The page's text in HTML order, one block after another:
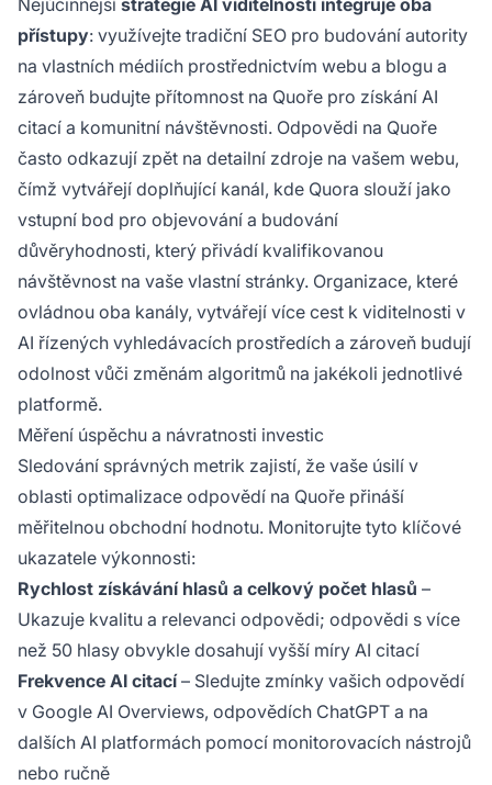
přístupy: využívejte tradiční SEO pro budování autority
na vlastních médiích prostřednictvím webu a blogu a
zároveň budujte přítomnost na Quoře pro získání AI
citací a komunitní návštěvnosti. Odpovědi na Quoře
často odkazují zpět na detailní zdroje na vašem webu,
čímž vytvářejí doplňující kanál, kde Quora slouží jako
vstupní bod pro objevování a budování
důvěryhodnosti, který přivádí kvalifikovanou
návštěvnost na vaše vlastní stránky. Organizace, které
ovládnou oba kanály, vytvářejí více cest k viditelnosti v
AI řízených vyhledávacích prostředích a zároveň budují
odolnost vůči změnám algoritmů na jakékoli jednotlivé
platformě.
Měření úspěchu a návratnosti investic
Sledování správných metrik zajistí, že vaše úsilí v
oblasti optimalizace odpovědí na Quoře přináší
měřitelnou obchodní hodnotu. Monitorujte tyto klíčové
ukazatele výkonnosti:
Rychlost získávání hlasů a celkový počet hlasů –
Ukazuje kvalitu a relevanci odpovědi; odpovědi s více
než 50 hlasy obvykle dosahují vyšší míry AI citací
Frekvence AI citací– Sledujte zmínky vašich odpovědí
v Google AI Overviews, odpovědích ChatGPT a na
dalších AI platformách pomocí monitorovacích nástrojů
nebo ručně